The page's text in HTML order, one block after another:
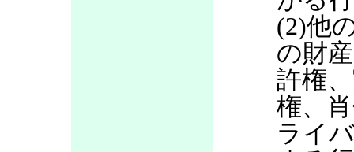
(2)他
の財
許権
権、
ライ